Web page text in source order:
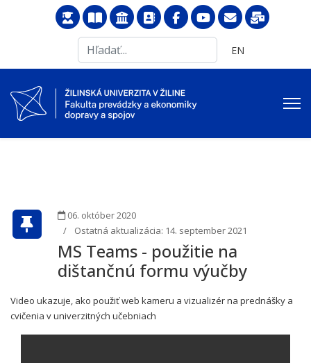
...
Vyberte váš jazyk
EN
06. október 2020
Ostatná aktualizácia: 14. september 2021
MS Teams - použitie na
dištančnú formu výučby
Video ukazuje, ako použiť web kameru a vizualizér na prednášky a
cvičenia v univerzitných učebniach